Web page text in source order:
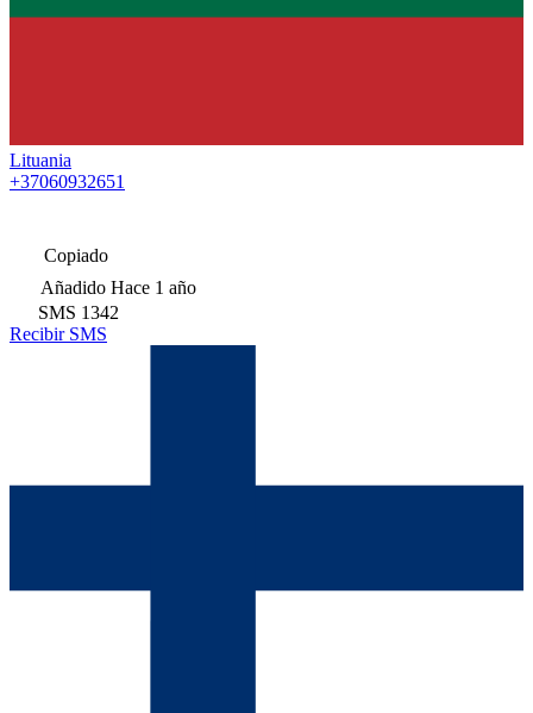
Lituania
+37060932651
Copiado
Añadido Hace 1 año
SMS 1342
Recibir SMS